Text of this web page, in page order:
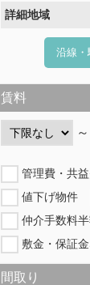
詳細地域
沿線・
賃料
～
管理費・共
値下げ物件
仲介手数料
敷金・保証
間取り